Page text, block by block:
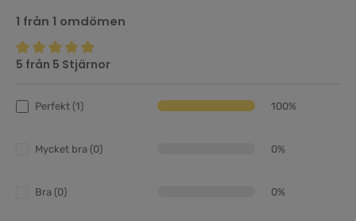
1 från 1 omdömen
Genomsnittligt betyg på 5 av 5 stjärnor
5 från 5 Stjärnor
Perfekt (1) 100%
Mycket bra (0) 0%
Bra (0) 0%